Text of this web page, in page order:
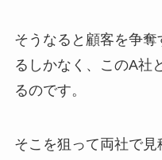
そうなると顧客を争
るしかなく、このA社
るのです。
そこを狙って両社で見